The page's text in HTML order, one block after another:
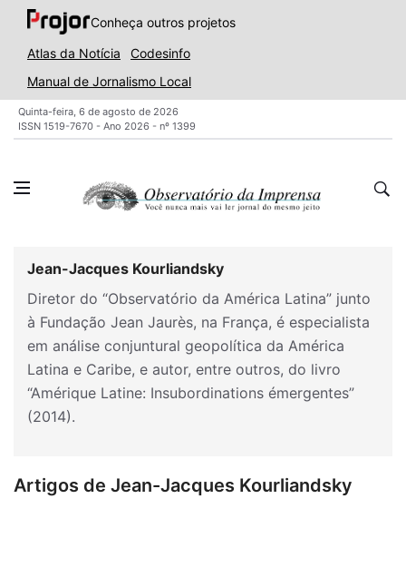
Conheça outros projetos
Atlas da Notícia
Codesinfo
Manual de Jornalismo Local
Quinta-feira, 6 de agosto de 2026
ISSN 1519-7670 - Ano 2026 - nº 1399
Jean-Jacques Kourliandsky
Diretor do “Observatório da América Latina” junto
à Fundação Jean Jaurès, na França, é especialista
em análise conjuntural geopolítica da América
Latina e Caribe, e autor, entre outros, do livro
“Amérique Latine: Insubordinations émergentes”
(2014).
Artigos de Jean-Jacques Kourliandsky